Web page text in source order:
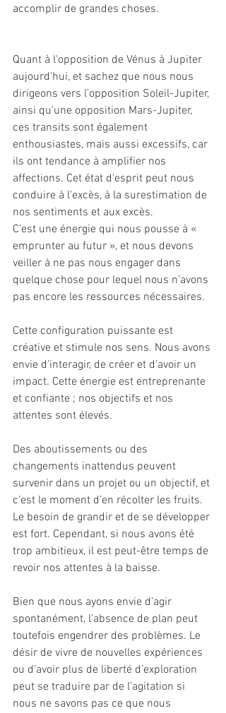
accomplir de grandes choses.
Quant à l'opposition de Vénus à Jupiter
aujourd'hui, et sachez que nous nous
dirigeons vers l'opposition Soleil-Jupiter,
ainsi qu'une opposition Mars-Jupiter,
ces transits sont également
enthousiastes, mais aussi excessifs, car
ils ont tendance à amplifier nos
affections. Cet état d'esprit peut nous
conduire à l'excès, à la surestimation de
nos sentiments et aux excès.
C’est une énergie qui nous pousse à «
emprunter au futur », et nous devons
veiller à ne pas nous engager dans
quelque chose pour lequel nous n’avons
pas encore les ressources nécessaires.
Cette configuration puissante est
créative et stimule nos sens. Nous avons
envie d’interagir, de créer et d’avoir un
impact. Cette énergie est entreprenante
et confiante ; nos objectifs et nos
attentes sont élevés.
Des aboutissements ou des
changements inattendus peuvent
survenir dans un projet ou un objectif, et
c’est le moment d’en récolter les fruits.
Le besoin de grandir et de se développer
est fort. Cependant, si nous avons été
trop ambitieux, il est peut-être temps de
revoir nos attentes à la baisse.
Bien que nous ayons envie d’agir
spontanément, l’absence de plan peut
toutefois engendrer des problèmes. Le
désir de vivre de nouvelles expériences
ou d’avoir plus de liberté d’exploration
peut se traduire par de l’agitation si
nous ne savons pas ce que nous